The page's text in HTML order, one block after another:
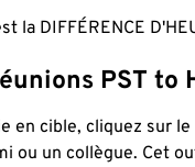
la DIFFÉRENCE
PST to
en cible, cliquez sur
ou un collègue. Cet